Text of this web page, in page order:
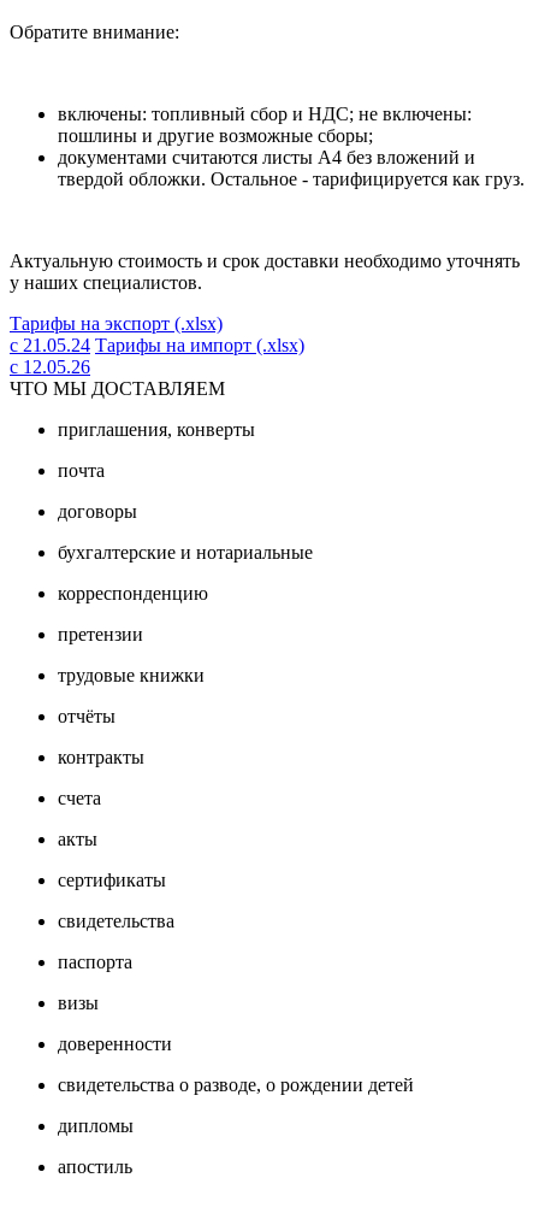
Обратите внимание:
включены: топливный сбор и НДС; не включены:
пошлины и другие возможные сборы;
документами считаются листы А4 без вложений и
твердой обложки. Остальное - тарифицируется как груз.
Актуальную стоимость и срок доставки необходимо уточнять
у наших специалистов.
Тарифы на экспорт (.xlsx)
с 21.05.24 Тарифы на импорт (.xlsx)
с 12.05.26
ЧТО МЫ ДОСТАВЛЯЕМ
приглашения, конверты
почта
договоры
бухгалтерские и нотариальные
корреспонденцию
претензии
трудовые книжки
отчёты
контракты
счета
акты
сертификаты
свидетельства
паспорта
визы
доверенности
свидетельства о разводе, о рождении детей
дипломы
апостиль